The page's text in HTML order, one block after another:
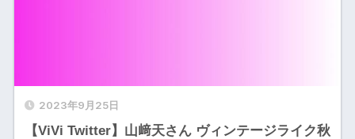
2023年9月25日
【ViVi Twitter】山﨑天さん ヴィンテージライク秋